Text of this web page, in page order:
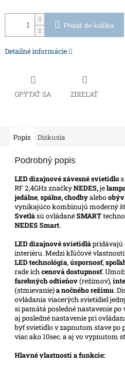
Pridať do košíka
Detailné informácie
OPÝTAŤ SA ZDIEĽAŤ
Popis Diskusia
Podrobný popis
LED dizajnové závesné svietidlos
RF 2,4GHz značkyNEDES,je
jedálne,spálne, chodbyalebo
vynikajúco kombinujú moderný
Svetlású ovládanéSMART
NEDES Smart.
LEDdizajnové svietidlápridávajú
interiéru. Medzi kľúčové
LED technológia,úspornosť,
rade ichcenová dostupnosť.
farebných odtieňov(režimov),
(stmievanie)a nočného režimu.
ovládania viacerých svietidiel
si pamätá posledné nastavenie
aj posledné nastavenie pri
byť svietidlo v zapnutom stave po
viac ako 10sec. a aj vo vypnutom
Hlavné vlastnosti a funkcie: